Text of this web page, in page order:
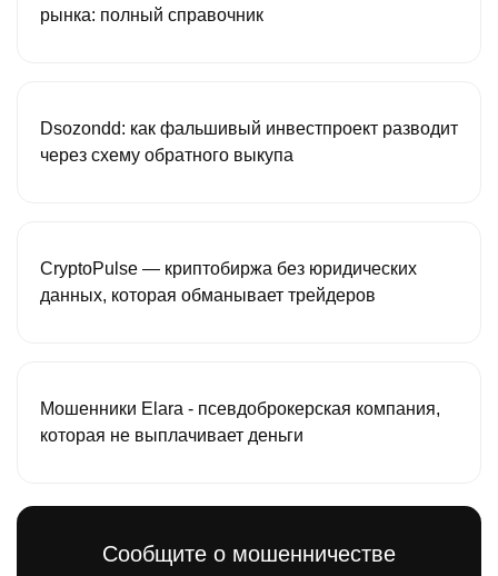
рынка: полный справочник
Dsozondd: как фальшивый инвестпроект разводит
через схему обратного выкупа
CryptoPulse — криптобиржа без юридических
данных, которая обманывает трейдеров
Мошенники Elara - псевдоброкерская компания,
которая не выплачивает деньги
Сообщите о мошенничестве